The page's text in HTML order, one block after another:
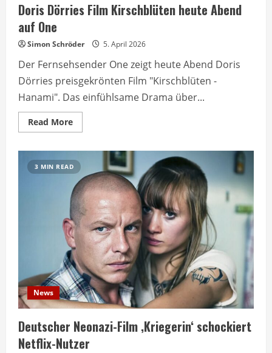
Doris Dörries Film Kirschblüten heute Abend
auf One
Simon Schröder 5. April 2026
Der Fernsehsender One zeigt heute Abend Doris
Dörries preisgekrönten Film "Kirschblüten -
Hanami". Das einfühlsame Drama über...
Read MoreRead
more
Film
Kirschblüten
heute
Abend
auf
One
3 MIN READ
News
Deutscher Neonazi-Film ‚Kriegerin‘ schockiert
Netflix-Nutzer